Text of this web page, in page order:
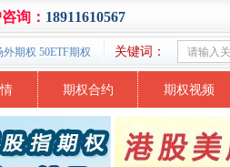
询： 18911610567
外期权 50ETF期权 关键词：
期权合约 期权视频